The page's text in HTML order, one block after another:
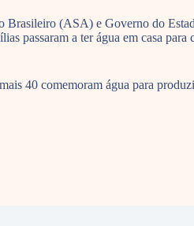
(ASA) e Governo do
passaram a ter água em casa
40 comemoram água para